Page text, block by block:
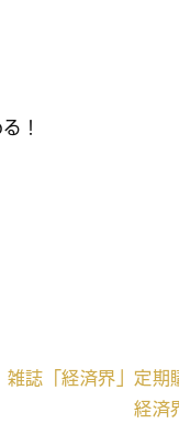
！
雑誌「経済界」定期
経済